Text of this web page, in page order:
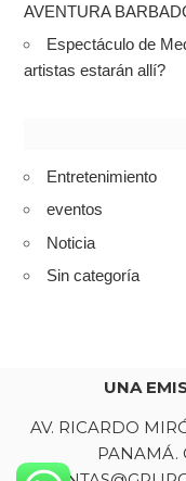
AVENTURA
Espectáculo de
artistas estarán allí?
Entretenimiento
eventos
Noticia
Sin categoría
UNA
AV. RICARDO
PANAMÁ.